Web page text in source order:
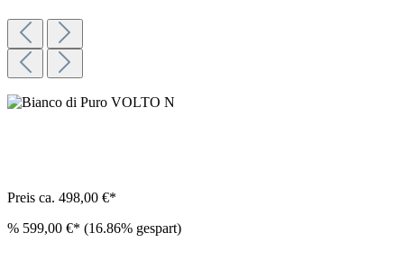
Preis ca. 498,00 €*
% 599,00 €* (16.86% gespart)